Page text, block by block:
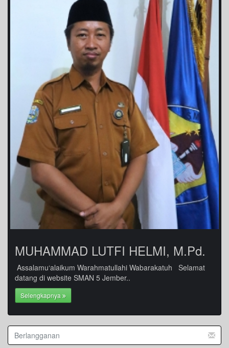
MUHAMMAD LUTFI HELMI, M.Pd.
Assalamu‘alaikum Warahmatullahi Wabarakatuh Selamat
datang di website SMAN 5 Jember..
Selengkapnya